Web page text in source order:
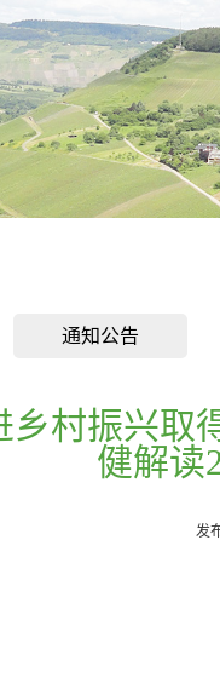
通知公告
乡村振兴
健解读
发